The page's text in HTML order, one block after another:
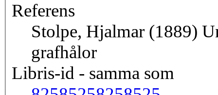
Referens
Stolpe, Hjalmar (1889)
grafhålor
Libris-id - samma som